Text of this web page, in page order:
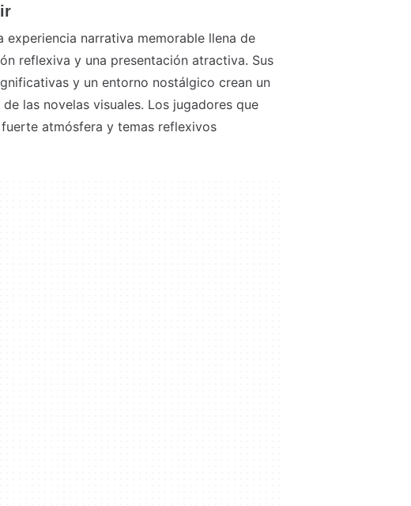
experiencia narrativa memorable llena de
reflexiva y una presentación atractiva. Sus
y un entorno nostálgico crean un
las novelas visuales. Los jugadores que
atmósfera y temas reflexivos